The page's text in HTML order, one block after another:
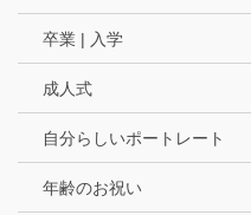
卒業 | 入学
成人式
自分らしいポートレート
年齢のお祝い